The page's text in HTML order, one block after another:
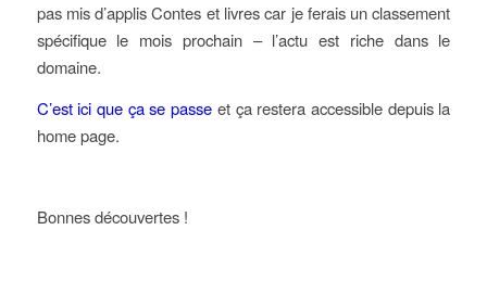
pas mis d’applis Contes et livres car je ferais un classement
spécifique le mois prochain – l’actu est riche dans le
domaine.
C’est ici que ça se passe et ça restera accessible depuis la
home page.
Bonnes découvertes !